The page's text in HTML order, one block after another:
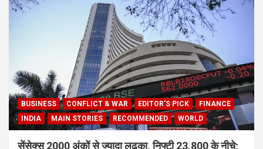
BUSINESS CONFLICT & WAR EDITOR'S PICK
FINANCE
INDIA
MAIN STORIES RECOMMENDED WORLD
सेंसेक्स 2000 अंकों से ज्यादा लुढ़का, निफ्टी 23,800 के नीचे;